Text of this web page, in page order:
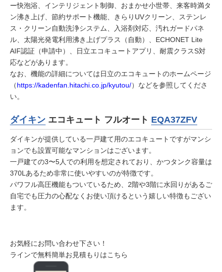
ー快泡浴、インテリジェント制御、おまかせ小世帯、来客時満タ
ン沸き上げ、節約サポート機能、きらりUVクリーン、ステンレ
ス・クリーン自動洗浄システム、入浴剤対応、汚れガードパネ
ル、太陽光発電利用沸き上げプラス（自動）、ECHONET Lite
AIF認証（申請中）、日立エコキュートアプリ、耐震クラスS対
応などがあります。
なお、機能の詳細については日立のエコキュートのホームページ
（https://kadenfan.hitachi.co.jp/kyutou/）などを参照してくださ
い。
ダイキン エコキュート フルオート EQA37ZFV
ダイキンが提供している一戸建て用のエコキュートですがマンシ
ョンでも設置可能なマンションはございます。
一戸建ての3〜5人での利用を想定されており、かつタンク容量は
370Lあるため非常に使いやすいのが特徴です。
パワフル高圧機能もついているため、2階や3階に水回りがあるご
自宅でも圧力の心配なくお使い頂けるという嬉しい特徴もござい
ます。
お気軽にお問い合わせ下さい！
ラインで無料簡単お見積もりはこちら